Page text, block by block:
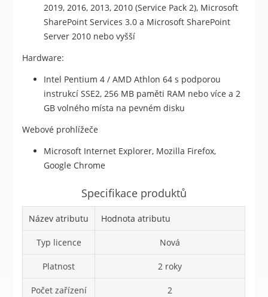
2019, 2016, 2013, 2010 (Service Pack 2), Microsoft
SharePoint Services 3.0 a Microsoft SharePoint
Server 2010 nebo vyšší
Hardware:
Intel Pentium 4 / AMD Athlon 64 s podporou
instrukcí SSE2, 256 MB paměti RAM nebo více a 2
GB volného místa na pevném disku
Webové prohlížeče
Microsoft Internet Explorer, Mozilla Firefox,
Google Chrome
Specifikace produktů
Název atributu Hodnota atributu
Typ licence Nová
Platnost 2 roky
Počet zařízení 2